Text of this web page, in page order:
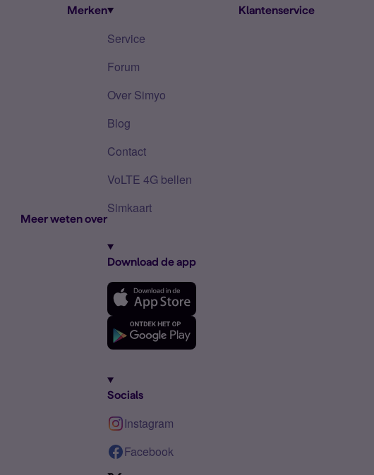
Merken
Meer weten over
Klantenservice
Service
Forum
Over Simyo
Blog
Contact
VoLTE 4G bellen
Simkaart
Download de app
Socials
Instagram
Facebook